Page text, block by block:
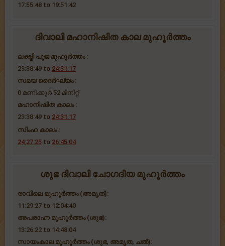
17:55:48 to 19:51:42
ദിവാലി മഹാനിഷിത കാല മുഹൂർത്തം
ലക്ഷ്മി പൂജ മുഹൂർത്തം :
23:38:49 to 24:31:17
സമയ ദൈര്‍ഘ്യം :
0 മണിക്കൂർ 52 ‌മിനിറ്റ്
മഹാനിഷിത കാലം :
23:38:49 to 24:31:17
സിംഹ കാലം :
24:27:25 to 26:45:04
ശുഭ ദിവാലി ചോഗദിയ മുഹൂർത്തം
രാവിലെ മുഹൂർത്തം (അമൃത്):
11:29:27 to 12:04:40
അപരാഹ്ന മുഹൂർത്തം (ശുഭ):
13:26:22 to 14:48:04
സായംകാല മുഹൂർത്തം (ശുഭ, അമൃത, ചൽ):